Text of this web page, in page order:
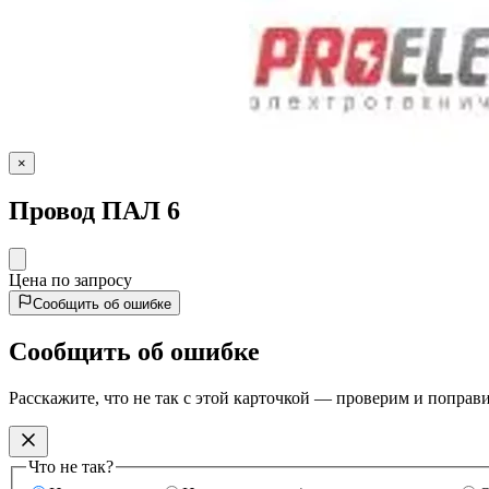
×
Провод ПАЛ 6
Цена по запросу
Сообщить об ошибке
Сообщить об ошибке
Расскажите, что не так с этой карточкой — проверим и
Что не так?